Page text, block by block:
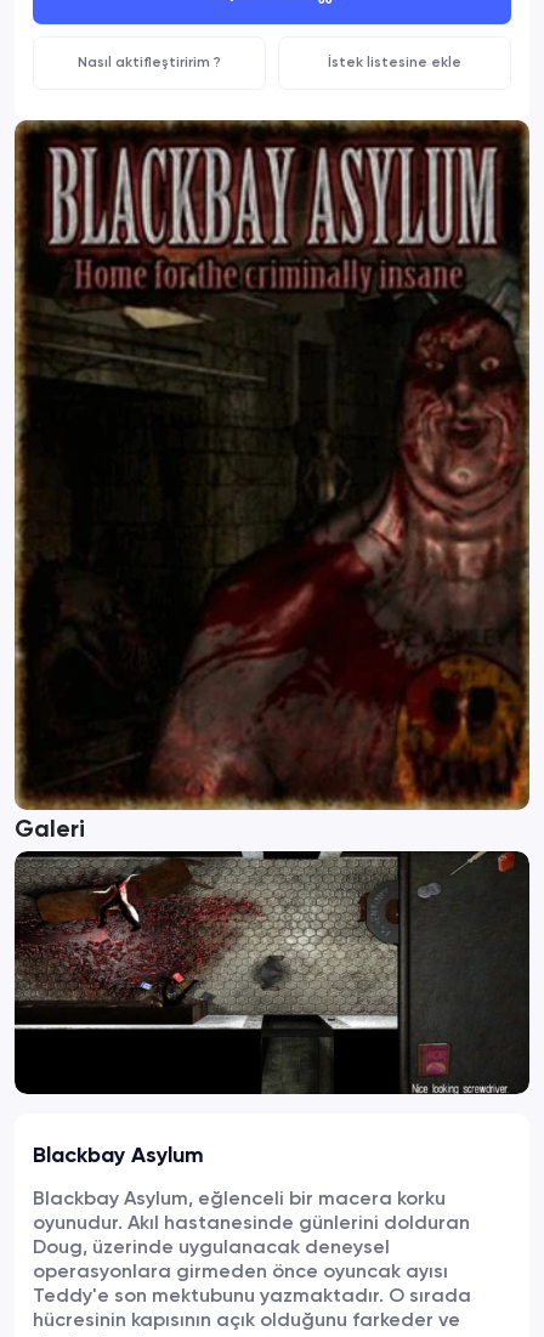
Galeri
Blackbay Asylum
Blackbay Asylum, eğlenceli bir macera korku
oyunudur. Akıl hastanesinde günlerini dolduran
Doug, üzerinde uygulanacak deneysel
operasyonlara girmeden önce oyuncak ayısı
Teddy'e son mektubunu yazmaktadır. O sırada
hücresinin kapısının açık olduğunu farkeder ve
Nasıl aktifleştiririm ? İstek listesine ekle